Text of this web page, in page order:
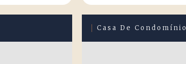
Casa De Condomínio